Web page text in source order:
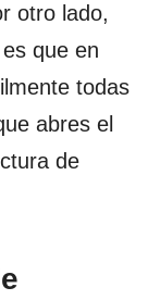
otro lado,
que en
todas
abres el
de